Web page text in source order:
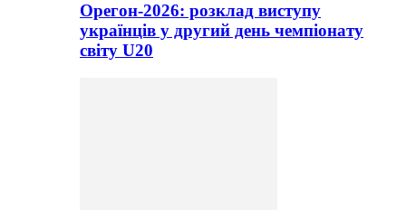
Орегон-2026: розклад виступу
українців у другий день чемпіонату
світу U20